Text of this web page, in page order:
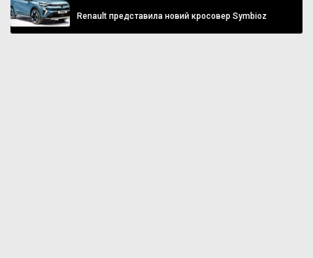
Renault представила новий кросовер Symbioz